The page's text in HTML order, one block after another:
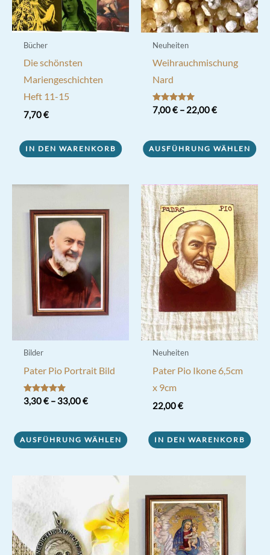
Bücher
Die schönsten
Mariengeschichten
Heft 11-15
7,70€
IN DEN WARENKORB
Neuheiten
Weihrauchmischung
Nard
Bewertet mit
5.00
7,00€– 22,00€
AUSFÜHRUNG WÄHLEN
Produkt
Varianten
auf.
Die
Optionen
können
auf
der
Produktseite
gewählt
werden
Bilder
Pater Pio Portrait Bild
Bewertet mit
5.00
3,30€– 33,00€
AUSFÜHRUNG WÄHLEN
Produkt
auf.
Die
Optionen
Neuheiten
Pater Pio Ikone 6,5cm
x 9cm
22,00€
IN DEN WARENKORB